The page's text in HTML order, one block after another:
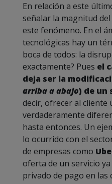
En relación a este
señalar la magnitud
este fenómeno. En el
tecnológicas hay un
boca de todos: la
exactamente? Pues el
deja ser la
arriba a abajo) de un
decir, ofrecer al cliente
verdaderamente
hasta entonces. Un
lo ocurrido con el
de empresas como
oferta de un servicio
privado de pago en las